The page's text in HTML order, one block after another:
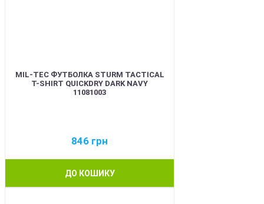
MIL-TEC ФУТБОЛКА STURM TACTICAL
T-SHIRT QUICKDRY DARK NAVY
11081003
846 грн
ДО КОШИКУ